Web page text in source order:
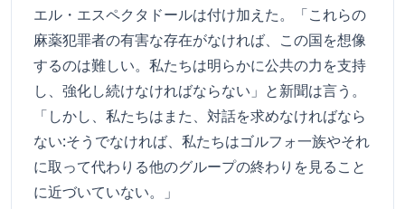
エル・エスペクタドールは付け加えた。「これらの
麻薬犯罪者の有害な存在がなければ、この国を想像
するのは難しい。私たちは明らかに公共の力を支持
し、強化し続けなければならない」と新聞は言う。
「しかし、私たちはまた、対話を求めなければなら
ない:そうでなければ、私たちはゴルフォ一族やそれ
に取って代わりる他のグループの終わりを見ること
に近づいていない。」